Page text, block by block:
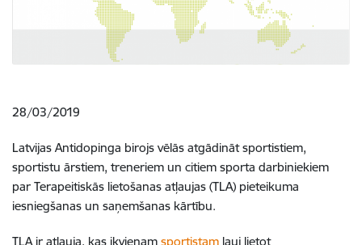
28/03/2019
Latvijas Antidopinga birojs vēlās atgādināt sportistiem,
sportistu ārstiem, treneriem un citiem sporta darbiniekiem
par Terapeitiskās lietošanas atļaujas (TLA) pieteikuma
iesniegšanas un saņemšanas kārtību.
TLA ir atļauja, kas ikvienam sportistam ļauj lietot